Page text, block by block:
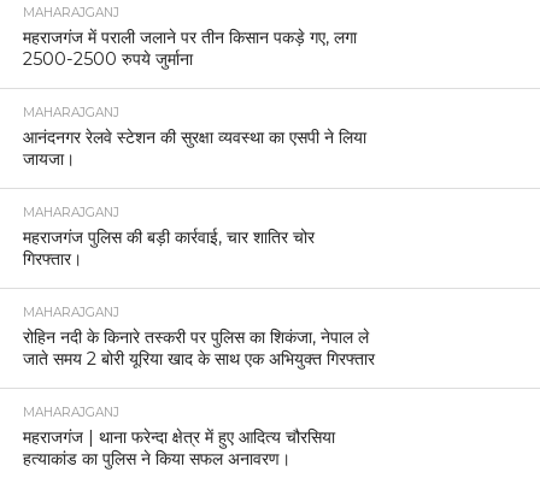
MAHARAJGANJ
महराजगंज में पराली जलाने पर तीन किसान पकड़े गए, लगा
2500-2500 रुपये जुर्माना
MAHARAJGANJ
आनंदनगर रेलवे स्टेशन की सुरक्षा व्यवस्था का एसपी ने लिया
जायजा।
MAHARAJGANJ
महराजगंज पुलिस की बड़ी कार्रवाई, चार शातिर चोर
गिरफ्तार।
MAHARAJGANJ
रोहिन नदी के किनारे तस्करी पर पुलिस का शिकंजा, नेपाल ले
जाते समय 2 बोरी यूरिया खाद के साथ एक अभियुक्त गिरफ्तार
MAHARAJGANJ
महराजगंज | थाना फरेन्दा क्षेत्र में हुए आदित्य चौरसिया
हत्याकांड का पुलिस ने किया सफल अनावरण।